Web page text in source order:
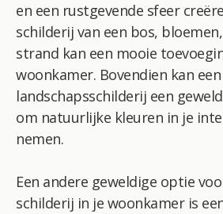
en een rustgevende sfeer
schilderij van een bos,
strand kan een mooie
woonkamer. Bovendien kan een
landschapsschilderij een
om natuurlijke kleuren in je
nemen.
Een andere geweldige optie
schilderij in je woonkamer is